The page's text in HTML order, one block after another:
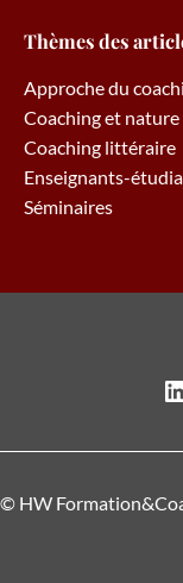
Thèmes des
Approche du
Coaching et nature
Coaching littéraire
Enseignants-
Séminaires
© HW